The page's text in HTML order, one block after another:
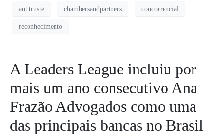
antitruste chambersandpartners concorrencial
reconhecimento
A Leaders League incluiu por
mais um ano consecutivo Ana
Frazão Advogados como uma
das principais bancas no Brasil